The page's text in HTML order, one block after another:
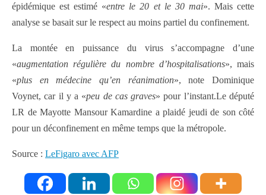
épidémique est estimé «entre le 20 et le 30 mai». Mais cette
analyse se basait sur le respect au moins partiel du confinement.
La montée en puissance du virus s’accompagne d’une
«augmentation régulière du nombre d’hospitalisations», mais
«plus en médecine qu’en réanimation», note Dominique
Voynet, car il y a «peu de cas graves» pour l’instant.Le député
LR de Mayotte Mansour Kamardine a plaidé jeudi de son côté
pour un déconfinement en même temps que la métropole.
Source : LeFigaro avec AFP